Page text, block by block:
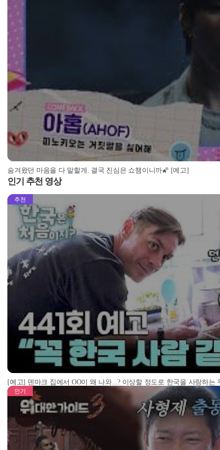
숨겨왔던 마음을 다 말할게. 결국 진심은 쇼챔이니까🌠 [예고]
인기 추천 영상
추천
[예고] 덴마크 집에서 OO이 왜 나와...? 이상할 정도로 한국을 사랑하는
인기